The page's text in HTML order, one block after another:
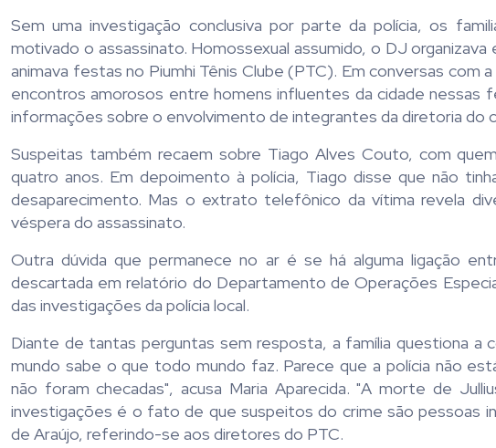
Sem uma investigação conclusiva por parte da polícia, os
motivado o assassinato. Homossexual assumido, o DJ
animava festas no Piumhi Tênis Clube (PTC). Em conversas
encontros amorosos entre homens influentes da cidade nessas
informações sobre o envolvimento de integrantes da diretoria do
Suspeitas também recaem sobre Tiago Alves Couto, com
quatro anos. Em depoimento à polícia, Tiago disse que não
desaparecimento. Mas o extrato telefônico da vítima revela
véspera do assassinato.
Outra dúvida que permanece no ar é se há alguma ligação
descartada em relatório do Departamento de Operações
das investigações da polícia local.
Diante de tantas perguntas sem resposta, a família questiona a
mundo sabe o que todo mundo faz. Parece que a polícia não
não foram checadas", acusa Maria Aparecida. "A morte de
investigações é o fato de que suspeitos do crime são pessoas
de Araújo, referindo-se aos diretores do PTC.